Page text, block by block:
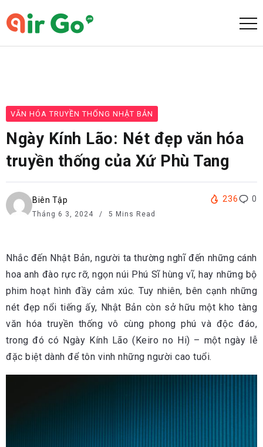
VĂN HÓA TRUYỀN THỐNG NHẬT BẢN
Ngày Kính Lão: Nét đẹp văn hóa
truyền thống của Xứ Phù Tang
Biên Tập
Tháng 6 3, 2024 5 Mins Read
236 0
Nhắc đến Nhật Bản, người ta thường nghĩ đến những cánh
hoa anh đào rực rỡ, ngọn núi Phú Sĩ hùng vĩ, hay những bộ
phim hoạt hình đầy cảm xúc. Tuy nhiên, bên cạnh những
nét đẹp nổi tiếng ấy, Nhật Bản còn sở hữu một kho tàng
văn hóa truyền thống vô cùng phong phú và độc đáo,
trong đó có Ngày Kính Lão (Keiro no Hi) – một ngày lễ
đặc biệt dành để tôn vinh những người cao tuổi.